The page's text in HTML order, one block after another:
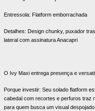
Entressola: Flatform emborrachada
Detalhes: Design chunky, puxador
lateral com assinatura Anacapri
O Ivy Maxi entrega presença e
Porque investir: Seu solado flatform
cabedal com recortes e perfuros traz
para quem busca um visual